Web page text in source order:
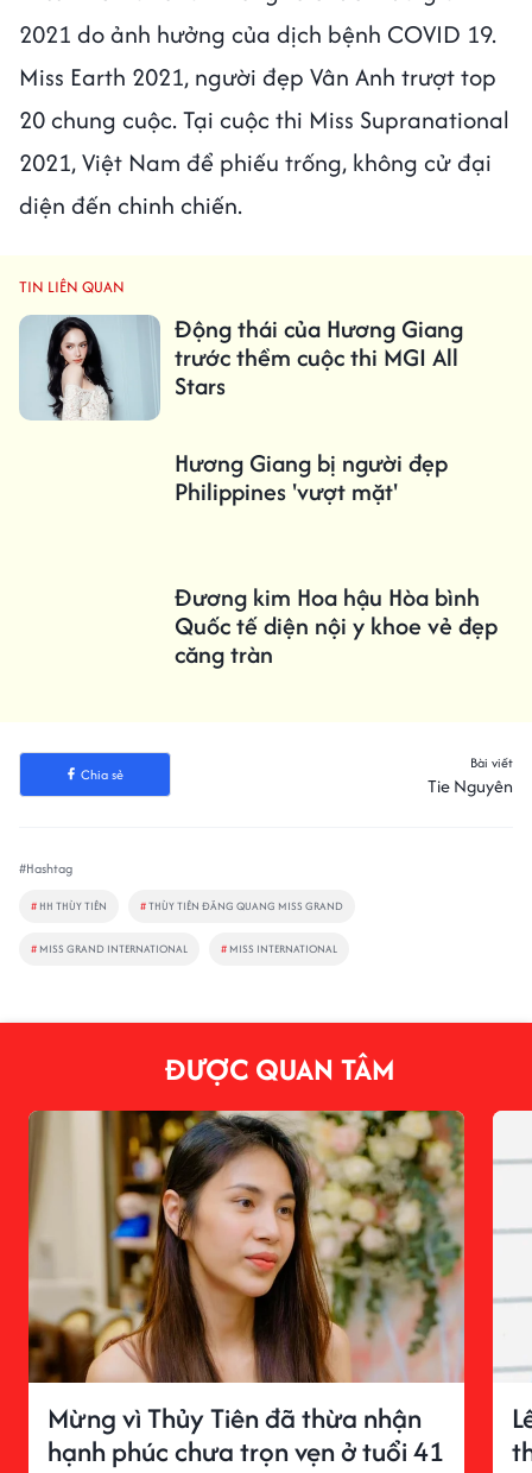
2021 do ảnh hưởng của dịch bệnh COVID 19.
Miss Earth 2021, người đẹp Vân Anh trượt top
20 chung cuộc. Tại cuộc thi Miss Supranational
2021, Việt Nam để phiếu trống, không cử đại
diện đến chinh chiến.
TIN LIÊN QUAN
Động thái của Hương Giang
trước thềm cuộc thi MGI All
Stars
Hương Giang bị người đẹp
Philippines 'vượt mặt'
Đương kim Hoa hậu Hòa bình
Quốc tế diện nội y khoe vẻ đẹp
căng tràn
Chia sẻ
Bài viết
Tie Nguyên
#Hashtag
# HH THÙY TIÊN #THÙY TIÊN ĐĂNG QUANG MISS GRAND
# MISS GRAND INTERNATIONAL # MISS INTERNATIONAL
ĐƯỢC QUAN TÂM
Mừng vì Thủy Tiên đã thừa nhận
hạnh phúc chưa trọn vẹn ở tuổi 41